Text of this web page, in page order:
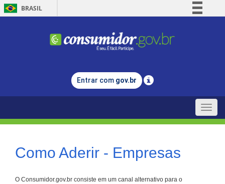
BRASIL
Comunica BR
Legislação
Entrar com gov.br
Toggle
Como Aderir - Empresas
O Consumidor.gov.br consiste em um canal alternativo para o